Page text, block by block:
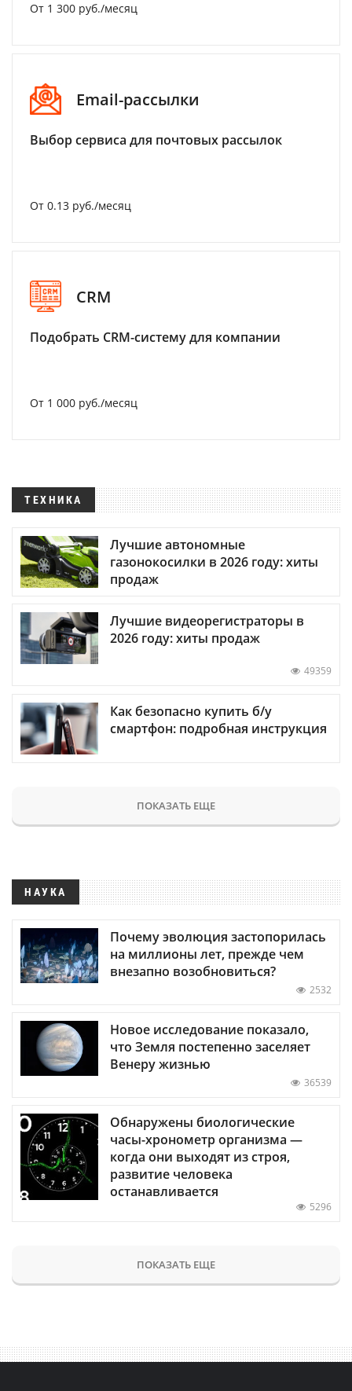
От 1 300 руб./месяц
Email-рассылки
Выбор сервиса для почтовых рассылок
От 0.13 руб./месяц
CRM
Подобрать CRM-систему для компании
От 1 000 руб./месяц
ТЕХНИКА
Лучшие автономные
газонокосилки в 2026 году: хиты
продаж
Лучшие видеорегистраторы в
2026 году: хиты продаж
49359
Как безопасно купить б/у
смартфон: подробная инструкция
ПОКАЗАТЬ ЕЩЕ
НАУКА
Почему эволюция застопорилась
на миллионы лет, прежде чем
внезапно возобновиться?
2532
Новое исследование показало,
что Земля постепенно заселяет
Венеру жизнью
36539
Обнаружены биологические
часы-хронометр организма —
когда они выходят из строя,
развитие человека
останавливается
5296
ПОКАЗАТЬ ЕЩЕ